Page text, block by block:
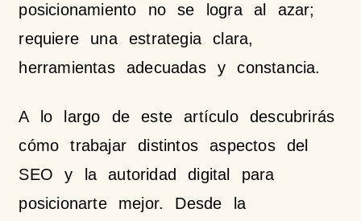
posicionamiento no se logra al azar;
requiere una estrategia clara,
herramientas adecuadas y constancia.
A lo largo de este artículo descubrirás
cómo trabajar distintos aspectos del
SEO y la autoridad digital para
posicionarte mejor. Desde la